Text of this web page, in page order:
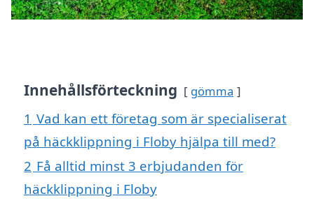
Innehållsförteckning gömma
1 Vad kan ett företag som är specialiserat
på häckklippning i Floby hjälpa till med?
2 Få alltid minst 3 erbjudanden för
häckklippning i Floby